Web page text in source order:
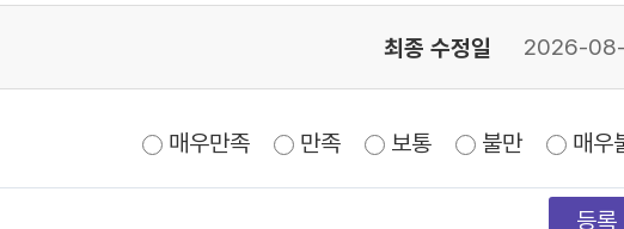
최종 수정일 2026-
매우만족 만족 보통 불만 매우